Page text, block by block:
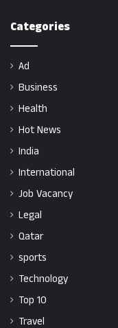
Categories
Ad
Business
Health
Hot News
India
International
Job Vacancy
Legal
Qatar
sports
Technology
Top 10
Travel